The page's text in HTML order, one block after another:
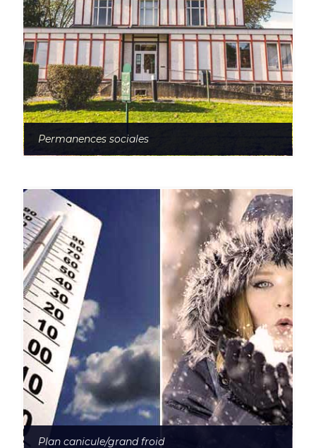
Permanences sociales
Plan canicule/grand froid